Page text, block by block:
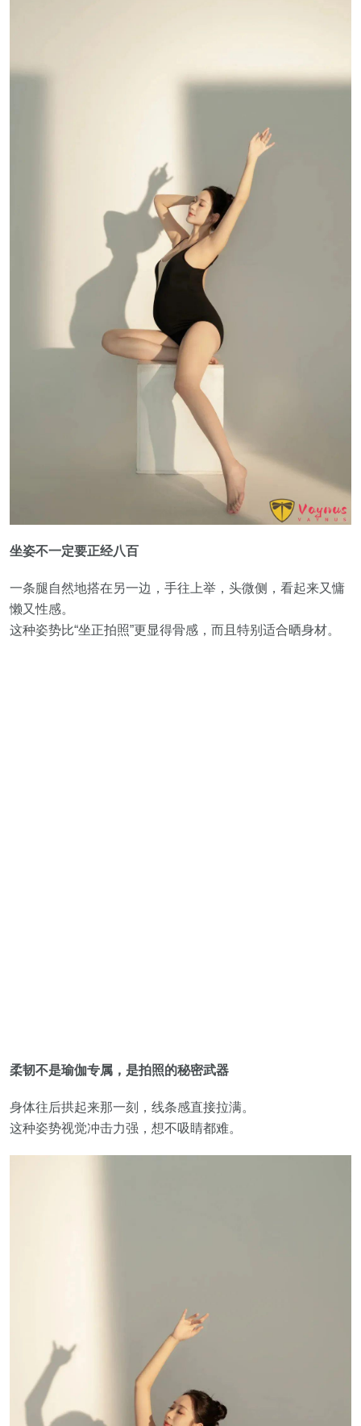
坐姿不一定要正经八百
一条腿自然地搭在另一边，手往上举，头微侧，看起来又慵
懒又性感。
这种姿势比“坐正拍照”更显得骨感，而且特别适合晒身材。
柔韧不是瑜伽专属，是拍照的秘密武器
身体往后拱起来那一刻，线条感直接拉满。
这种姿势视觉冲击力强，想不吸睛都难。